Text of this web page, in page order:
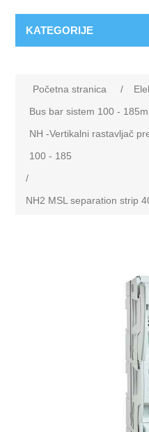
KATEGORIJE
Početna stranica /
Bus bar sistem 100 -
NH -Vertikalni rastavljač
100 - 185
/
NH2 MSL separation strip